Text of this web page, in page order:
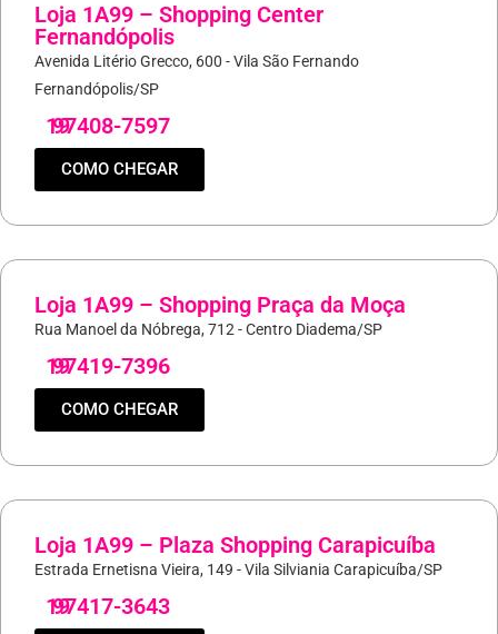
Loja 1A99 – Shopping Center
Fernandópolis
Avenida Litério Grecco, 600 - Vila São Fernando
Fernandópolis/SP
19
97408-7597
COMO CHEGAR
Loja 1A99 – Shopping Praça da Moça
Rua Manoel da Nóbrega, 712 - Centro Diadema/SP
19
97419-7396
COMO CHEGAR
Loja 1A99 – Plaza Shopping Carapicuíba
Estrada Ernetisna Vieira, 149 - Vila Silviania Carapicuíba/SP
19
97417-3643